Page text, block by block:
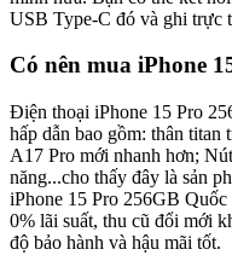
USB Type-C đó và ghi trực
Có nên mua iPhone
Điện thoại iPhone 15 Pro
hấp dẫn bao gồm: thân titan
A17 Pro mới nhanh hơn;
năng...cho thấy đây là sản
iPhone 15 Pro 256GB
0% lãi suất, thu cũ đổi mới
độ bảo hành và hậu mãi tốt.